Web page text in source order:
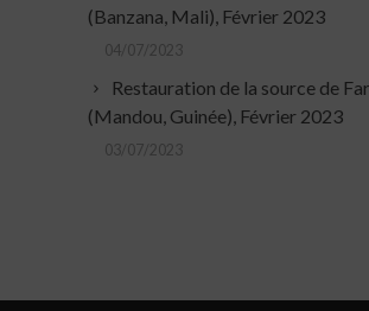
(Banzana, Mali), Février 2023
04/07/2023
Restauration de la source de
(Mandou, Guinée), Février 2023
03/07/2023